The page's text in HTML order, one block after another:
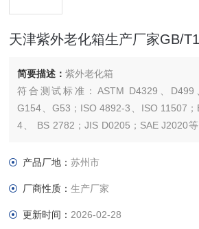
天津紫外老化箱生产厂家GB/
简要描述：紫外老化箱
符合测试标准：ASTM D4329、D499
G154、G53；ISO 4892-3、ISO 11507
4、 BS 2782；JIS D0205；SAE J2020
产品厂地：苏州市
厂商性质：生产厂家
更新时间： 2026-02-28